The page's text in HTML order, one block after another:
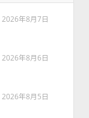
2026年8月7日
2026年8月6日
2026年8月5日